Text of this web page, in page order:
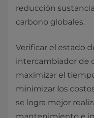
reducción
carbono globales.
Verificar el estado
intercambiador de
maximizar el
minimizar los
se logra mejor